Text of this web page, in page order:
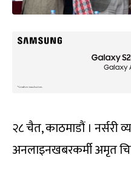
२८ चैत, काठमाडौं । नर्सरी
अनलाइनखबरकर्मी अमृत